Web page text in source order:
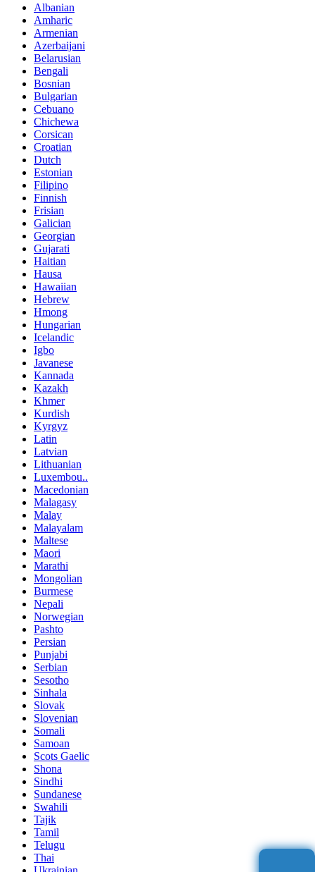
Albanian
Amharic
Armenian
Azerbaijani
Belarusian
Bengali
Bosnian
Bulgarian
Cebuano
Chichewa
Corsican
Croatian
Dutch
Estonian
Filipino
Finnish
Frisian
Galician
Georgian
Gujarati
Haitian
Hausa
Hawaiian
Hebrew
Hmong
Hungarian
Icelandic
Igbo
Javanese
Kannada
Kazakh
Khmer
Kurdish
Kyrgyz
Latin
Latvian
Lithuanian
Luxembou..
Macedonian
Malagasy
Malay
Malayalam
Maltese
Maori
Marathi
Mongolian
Burmese
Nepali
Norwegian
Pashto
Persian
Punjabi
Serbian
Sesotho
Sinhala
Slovak
Slovenian
Somali
Samoan
Scots Gaelic
Shona
Sindhi
Sundanese
Swahili
Tajik
Tamil
Telugu
Thai